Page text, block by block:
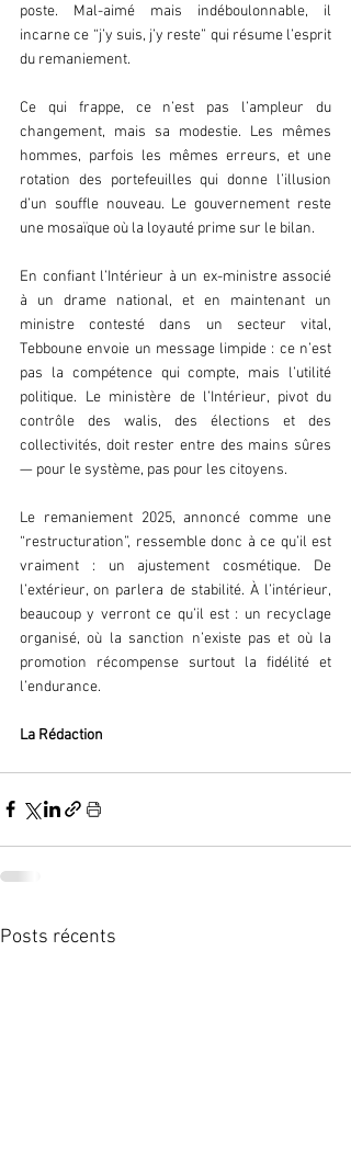
poste. Mal-aimé mais indéboulonnable, il
incarne ce “j’y suis, j’y reste” qui résume l’esprit
du remaniement.
Ce qui frappe, ce n’est pas l’ampleur du
changement, mais sa modestie. Les mêmes
hommes, parfois les mêmes erreurs, et une
rotation des portefeuilles qui donne l’illusion
d’un souffle nouveau. Le gouvernement reste
une mosaïque où la loyauté prime sur le bilan.
En confiant l’Intérieur à un ex-ministre associé
à un drame national, et en maintenant un
ministre contesté dans un secteur vital,
Tebboune envoie un message limpide : ce n’est
pas la compétence qui compte, mais l’utilité
politique. Le ministère de l’Intérieur, pivot du
contrôle des walis, des élections et des
collectivités, doit rester entre des mains sûres
— pour le système, pas pour les citoyens.
Le remaniement 2025, annoncé comme une
“restructuration”, ressemble donc à ce qu’il est
vraiment : un ajustement cosmétique. De
l’extérieur, on parlera de stabilité. À l’intérieur,
beaucoup y verront ce qu’il est : un recyclage
organisé, où la sanction n’existe pas et où la
promotion récompense surtout la fidélité et
l’endurance.
La Rédaction
Posts récents